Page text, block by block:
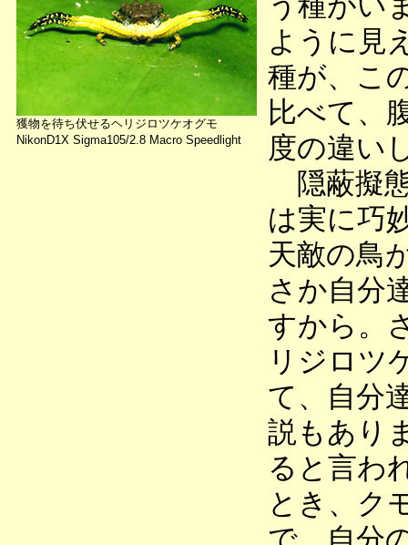
獲物を待ち伏せるヘリジロツケオグモ
NikonD1X Sigma105/2.8 Macro Speedlight
ように見
種が、こ
比べて、
度の違い
隠蔽擬
は実に巧
天敵の鳥
さか自分
すから。
リジロツ
て、自分
説もあり
ると言わ
とき、ク